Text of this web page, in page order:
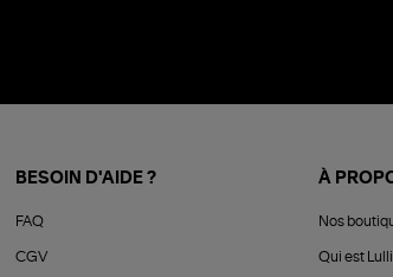
BESOIN D'AIDE ?
FAQ
CGV
À
Nos
Qui est Lulli